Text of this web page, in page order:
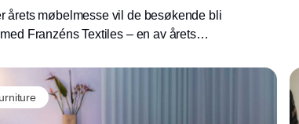
årets møbelmesse vil de besøkende bli
Franzéns Textiles – en av årets
har blant annet et unikt
med Majblomman.